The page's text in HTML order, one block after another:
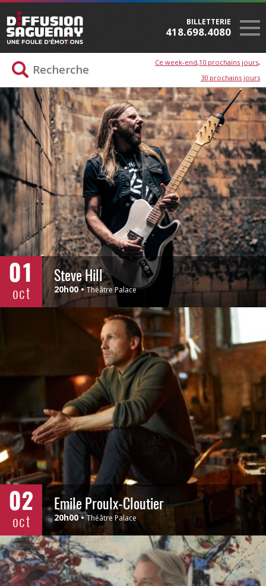
BILLETTERIE
418.698.4080
Ce week-end 10 prochains jours
30 prochains jours
01
oct
Steve Hill
20h00 Théâtre Palace
02
oct
Émile Proulx-Cloutier
20h00 Théâtre Palace